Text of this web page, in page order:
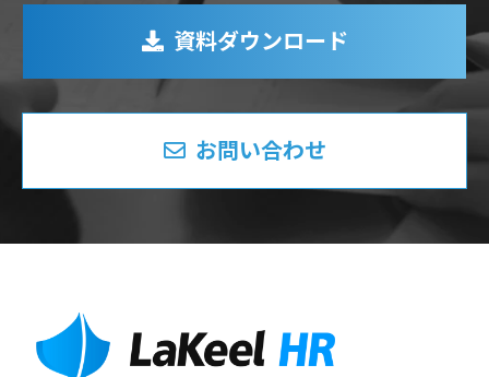
資料ダウンロード
お問い合わせ